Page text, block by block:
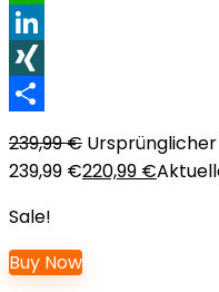
WhatsApp
LinkedIn
XING
239,99€
239,99 €220,99 €
Sale!
Buy Now